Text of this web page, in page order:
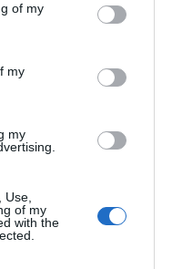
You may click to
its third-party tags to
in below Google
of my
my
my
of my
with the
ξέσπασμα κατά
να συμφιλιωθώ